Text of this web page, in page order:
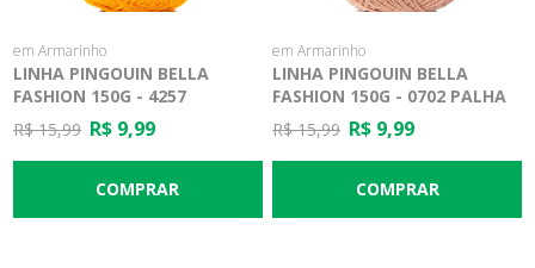
em Armarinho
LINHA PINGOUIN BELLA
FASHION 150G - 4257
SUNFLOWER
R$ 15,99 R$ 9,99
em Armarinho
LINHA PINGOUIN BELLA
FASHION 150G - 0702 PALHA
R$ 15,99 R$ 9,99